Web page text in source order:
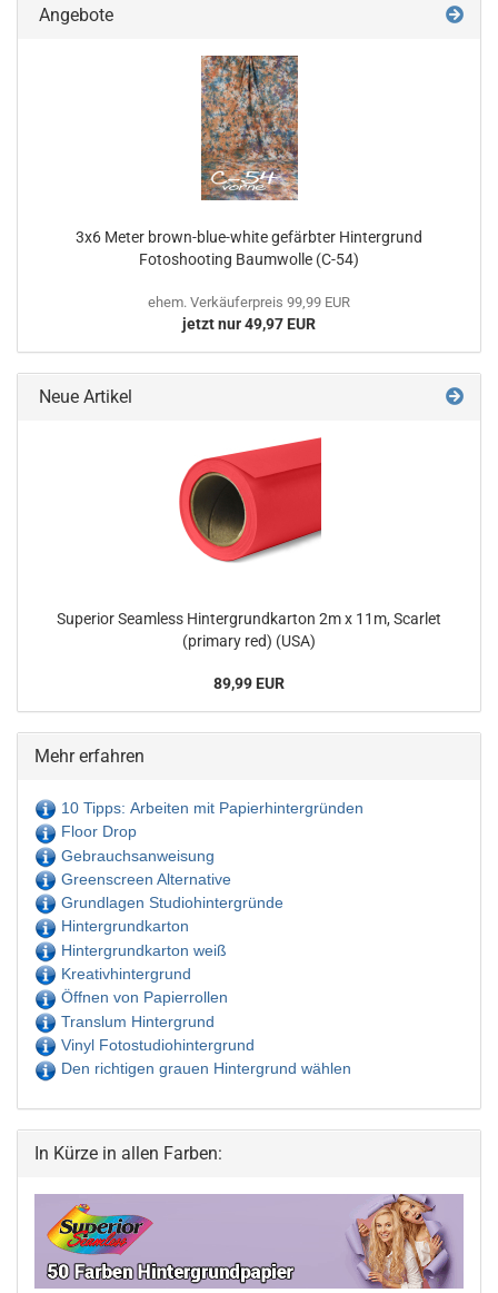
Angebote
3x6 Meter brown-blue-white gefärbter Hintergrund
Fotoshooting Baumwolle (C-54)
ehem. Verkäuferpreis 99,99 EUR
jetzt nur 49,97 EUR
Neue Artikel
Superior Seamless Hintergrundkarton 2m x 11m, Scarlet
(primary red) (USA)
89,99 EUR
Mehr erfahren
10 Tipps: Arbeiten mit Papierhintergründen
Floor Drop
Gebrauchsanweisung
Greenscreen Alternative
Grundlagen Studiohintergründe
Hintergrundkarton
Hintergrundkarton weiß
Kreativhintergrund
Öffnen von Papierrollen
Translum Hintergrund
Vinyl Fotostudiohintergrund
Den richtigen grauen Hintergrund wählen
In Kürze in allen Farben: